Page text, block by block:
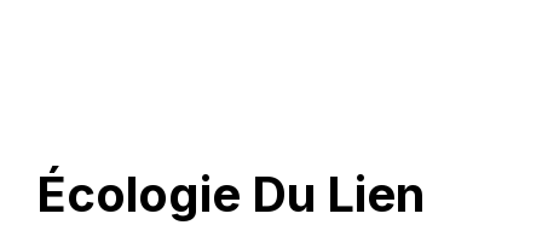
Écologie Du Lien